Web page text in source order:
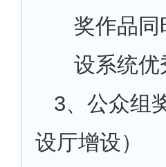
奖作品同
设系统优
3、公众组
设厅增设）